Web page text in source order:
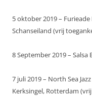
5 oktober 2019 –
Schanseiland (vrij
8 September 2019 – Salsa
7 juli 2019 – North Sea
Kerksingel, Rotterdam